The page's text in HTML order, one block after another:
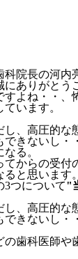
院長の河内
ありがとう
よね・・、
います。
、高圧的な
きないし・
る。
からの受付
と思います。
3つについて"
、高圧的な
きないし・
歯科医師や